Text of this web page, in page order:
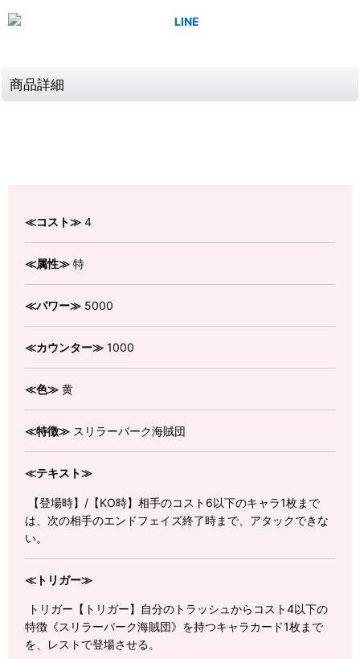
商品詳細
≪コスト≫ 4
≪属性≫ 特
≪パワー≫ 5000
≪カウンター≫ 1000
≪色≫ 黄
≪特徴≫ スリラーバーク海賊団
≪テキスト≫
【登場時】/【KO時】相手のコスト6以下のキャラ1枚まで
は、次の相手のエンドフェイズ終了時まで、アタックできな
い。
≪トリガー≫
トリガー【トリガー】自分のトラッシュからコスト4以下の
特徴《スリラーバーク海賊団》を持つキャラカード1枚まで
を、レストで登場させる。